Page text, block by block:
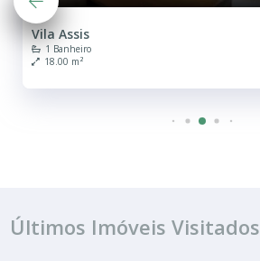
Vila Assis
1 Banheiro
18.00 m²
Últimos Imóveis Visitados